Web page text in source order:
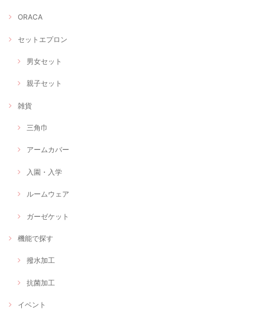
ORACA
セットエプロン
男女セット
親子セット
雑貨
三角巾
アームカバー
入園・入学
ルームウェア
ガーゼケット
機能で探す
撥水加工
抗菌加工
イベント